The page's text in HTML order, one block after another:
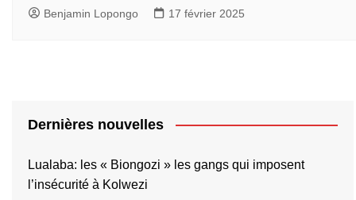
Benjamin Lopongo 17 février 2025
Dernières nouvelles
Lualaba: les « Biongozi » les gangs qui imposent
l’insécurité à Kolwezi